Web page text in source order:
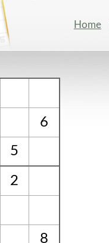
Home
6
5
2
8